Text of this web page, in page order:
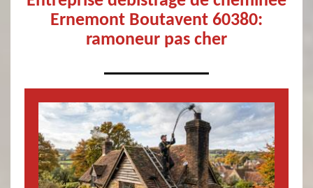
Ernemont Boutavent 60380:
ramoneur pas cher